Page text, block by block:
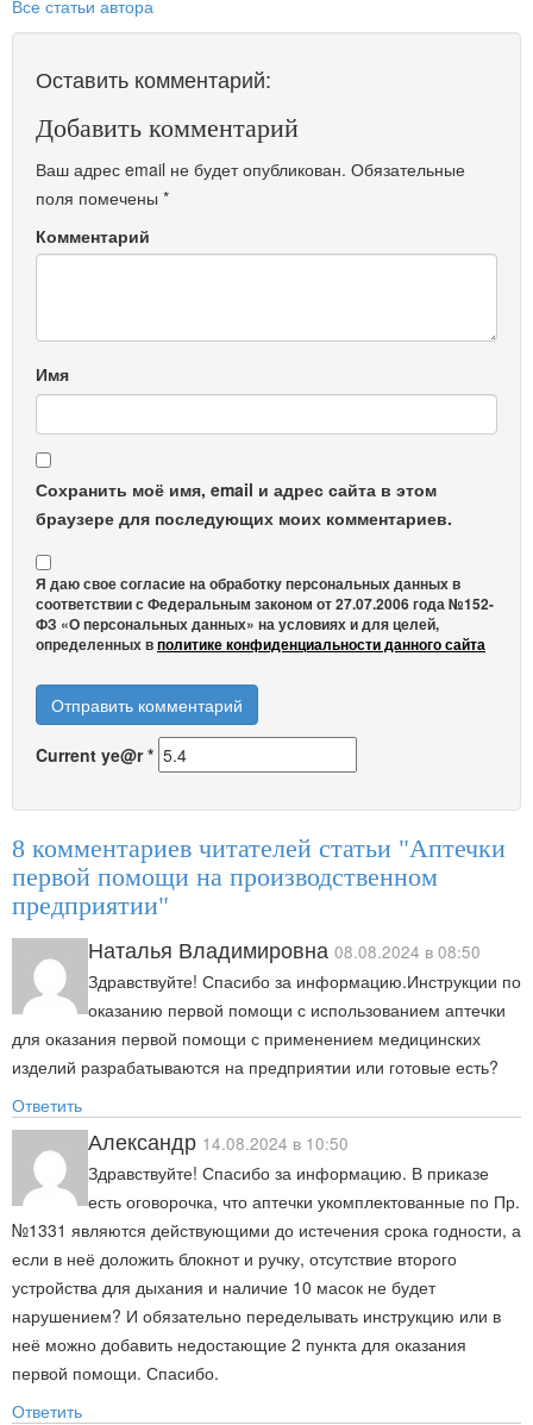
Все статьи автора
Оставить комментарий:
Добавить комментарий
Ваш адрес email не будет опубликован. Обязательные
поля помечены *
Комментарий
Имя
Сохранить моё имя, email и адрес сайта в этом
браузере для последующих моих комментариев.
Я даю свое согласие на обработку персональных данных в
соответствии с Федеральным законом от 27.07.2006 года №152-
ФЗ «О персональных данных» на условиях и для целей,
определенных вполитике конфиденциальности данного сайта
Current ye@r*
8 комментариев читателей статьи "Аптечки
первой помощи на производственном
предприятии"
Наталья Владимировна 08.08.2024 в 08:50
Здравствуйте! Спасибо за информацию.Инструкции по
оказанию первой помощи с использованием аптечки
для оказания первой помощи с применением медицинских
изделий разрабатываются на предприятии или готовые есть?
Ответить
Александр 14.08.2024 в 10:50
Здравствуйте! Спасибо за информацию. В приказе
есть оговорочка, что аптечки укомплектованные по Пр.
№1331 являются действующими до истечения срока годности, а
если в неё доложить блокнот и ручку, отсутствие второго
устройства для дыхания и наличие 10 масок не будет
нарушением? И обязательно переделывать инструкцию или в
неё можно добавить недостающие 2 пункта для оказания
первой помощи. Спасибо.
Ответить